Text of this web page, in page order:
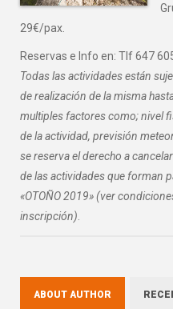
29€/pax.
Reservas e Info en: Tlf 647
Todas las actividades están
de realización de la misma
multiples factores como; nivel
de la actividad, previsión
se reserva el derecho a
de las actividades que forman
«OTOÑO 2019» (ver
inscripción)
ABOUT AUTHOR